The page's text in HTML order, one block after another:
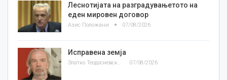
Леснотијата на разградувањетото на
еден мировен договор
Азис Положани 07/08/2026
Исправена земја
Златко Теодосиевски 07/08/2026